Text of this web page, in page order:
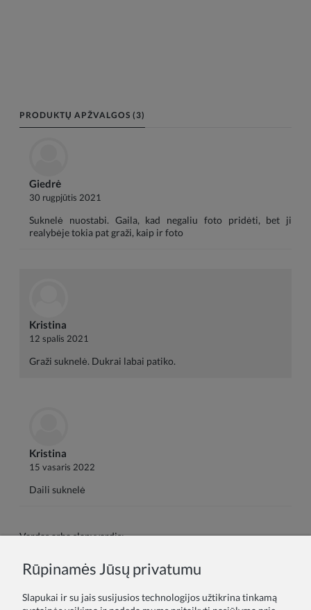
PRODUKTŲ APŽVALGOS (3)
Giedrė
30 rugpjūtis 2021
Suknelė nuostabi. Gaila, kad negaliu foto pridėti, bet ji
realybėje tokia pat graži, kaip ir foto
Kristina
12 spalis 2021
Graži suknelė. Dukrai labai patiko.
Kristina
15 vasaris 2022
Daili suknelė
Vardas arba slapyvardis:
Rūpinamės Jūsų privatumu
Slapukai ir su jais susijusios technologijos užtikrina tinkamą